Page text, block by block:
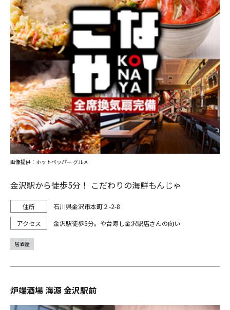
金沢駅から徒歩5分！ こだわりの海鮮もんじゃ
石川県金沢市本町２-2-8
金沢駅徒歩5分。や台寿し金沢駅店さんの向い
画像提供：ホットペッパー グルメ
居酒屋
炉端酒場 海源 金沢駅前